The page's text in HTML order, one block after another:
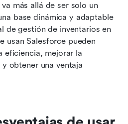
más allá de ser solo un
base dinámica y adaptable
de gestión de inventarios en
usan Salesforce pueden
eficiencia, mejorar la
obtener una ventaja